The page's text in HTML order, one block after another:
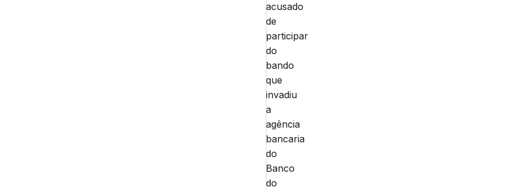
acusado
de
participar
do
bando
que
invadiu
a
agência
bancaria
do
Banco
do